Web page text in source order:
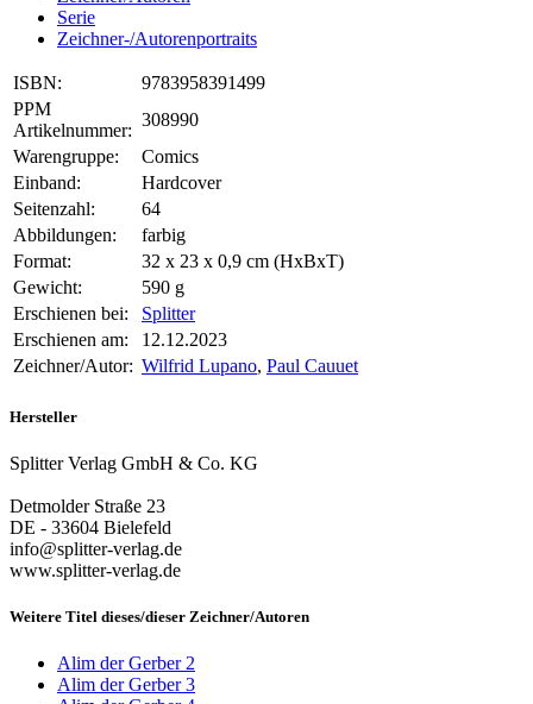
Serie
Zeichner-/Autorenportraits
ISBN:
9783958391499
PPM
Artikelnummer:
308990
Warengruppe:
Comics
Einband:
Hardcover
Seitenzahl:
64
Abbildungen:
farbig
Format:
32 x 23 x 0,9 cm (HxBxT)
Gewicht:
590 g
Erschienen bei:
Splitter
Erschienen am:
12.12.2023
Zeichner/Autor: Wilfrid Lupano, Paul Cauuet
Hersteller
Splitter Verlag GmbH & Co. KG
Detmolder Straße 23
DE - 33604 Bielefeld
info@splitter-verlag.de
www.splitter-verlag.de
Weitere Titel dieses/dieser Zeichner/Autoren
Alim der Gerber 2
Alim der Gerber 3